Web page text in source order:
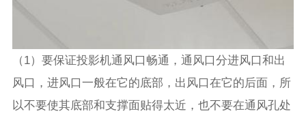
（1）要保证投影机通风口畅通，通风口分进风口和出
风口，进风口一般在它的底部，出风口在它的后面，所
以不要使其底部和支撑面贴得太近，也不要在通风孔处